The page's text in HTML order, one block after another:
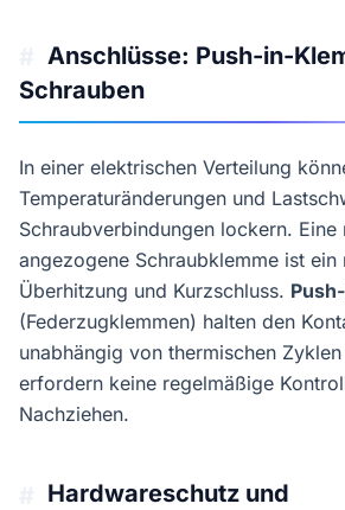
Anschlüsse: Push-in-
Schrauben
In einer elektrischen Verteilung
Temperaturänderungen und
Schraubverbindungen lockern. Eine
angezogene Schraubklemme ist ein
Überhitzung und Kurzschluss.
(Federzugklemmen) halten den
unabhängig von thermischen
erfordern keine regelmäßige
Nachziehen.
Hardwareschutz und